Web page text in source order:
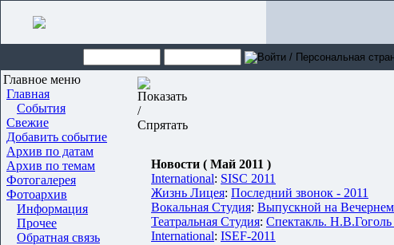
Главное меню
Главная
События
Свежие
Добавить событие
Архив по датам
Архив по темам
Фотогалерея
Фотоархив
Информация
Прочее
Обратная связь
Новости ( Май 2011 )
International: SISC 2011
Жизнь Лицея: Последний звонок - 2011
Вокальная Студия: Выпускной на
Театральная Студия: Спектакль.
International: ISEF-2011